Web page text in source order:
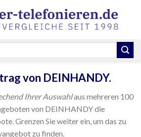
von DEINHANDY.
Ihrer Auswahlaus mehreren 100
von DEINHANDY die
Grenzen Sie weiter ein, um das zu
zu finden.